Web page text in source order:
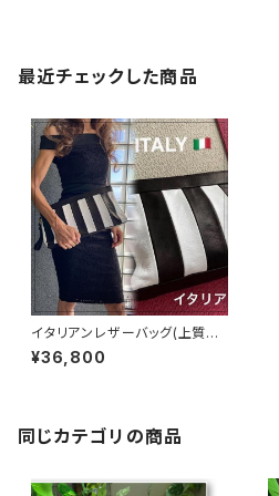
最近チェックした商品
イタリアンレザーバッグ(上質本
革)｜イタリア製セカンドバッグ
【Made in ITALY/ITALIAN LE
¥36,800
同じカテゴリの商品